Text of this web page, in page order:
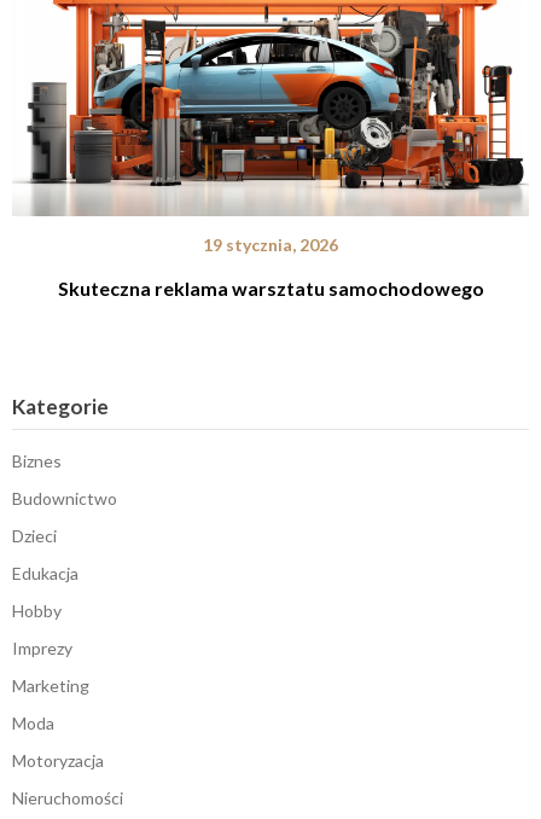
19 stycznia, 2026
Skuteczna reklama warsztatu samochodowego
Kategorie
Biznes
Budownictwo
Dzieci
Edukacja
Hobby
Imprezy
Marketing
Moda
Motoryzacja
Nieruchomości